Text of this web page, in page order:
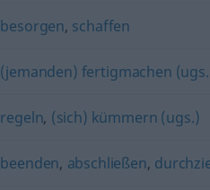
besorgen, schaffen
(jemanden) fertigmachen
regeln, (sich) kümmern (ugs.)
beenden, abschließen,